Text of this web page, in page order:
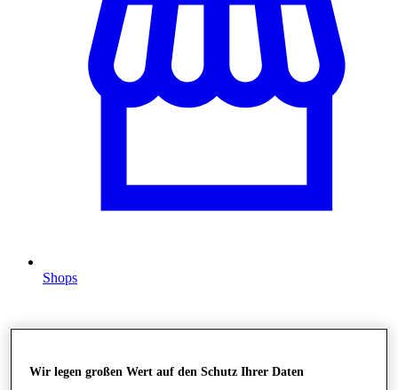
Shops
Wir legen großen Wert auf den Schutz Ihrer Daten